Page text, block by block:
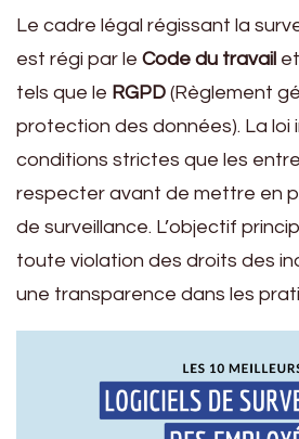
Le cadre légal régissant la
est régi par le Code du travail
tels que le RGPD (Règlement
protection des données). La loi
conditions strictes que les
respecter avant de mettre en
de surveillance. L’objectif
toute violation des droits des
une transparence dans les